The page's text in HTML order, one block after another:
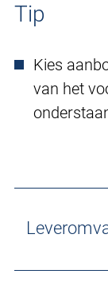
Tip
Kies
van het